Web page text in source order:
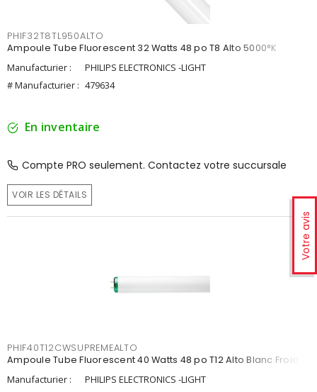
Votre avis
PHIF32T8TL950ALTO
Ampoule Tube Fluorescent 32 Watts 48 po T8 Alto 5000°K
Manufacturier :
PHILIPS ELECTRONICS -LIGHT
# Manufacturier : 479634
En inventaire
Compte PRO seulement. Contactez votre succursale
VOIR LES DÉTAILS
PHIF40T12CWSUPREMEALTO
Ampoule Tube Fluorescent 40 Watts 48 po T12 Alto Blanc Froid
Manufacturier :
PHILIPS ELECTRONICS -LIGHT